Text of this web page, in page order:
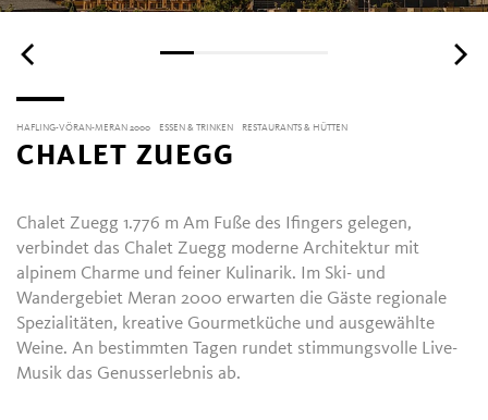
HAFLING-VÖRAN-MERAN 2000 ESSEN & TRINKEN RESTAURANTS & HÜTTEN
CHALET ZUEGG
Chalet Zuegg 1.776 m Am Fuße des Ifingers gelegen,
verbindet das Chalet Zuegg moderne Architektur mit
alpinem Charme und feiner Kulinarik. Im Ski- und
Wandergebiet Meran 2000 erwarten die Gäste regionale
Spezialitäten, kreative Gourmetküche und ausgewählte
Weine. An bestimmten Tagen rundet stimmungsvolle Live-
Musik das Genusserlebnis ab.